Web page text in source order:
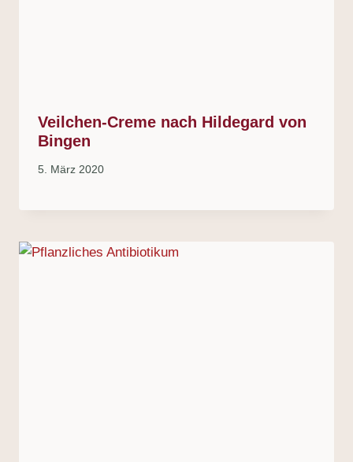
Veilchen-Creme nach Hildegard von
Bingen
5. März 2020